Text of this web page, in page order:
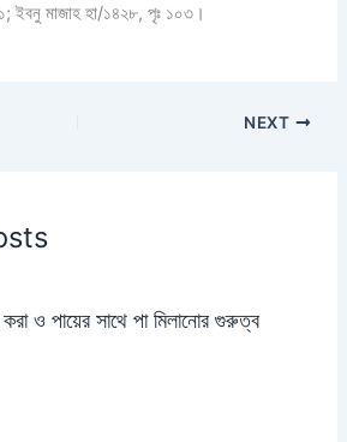
ইবনু মাজাহ হা/১৪২৮, পৃঃ ১০৩।
NEXT
ও পায়ের সাথে পা মিলানোর গুরুত্ব